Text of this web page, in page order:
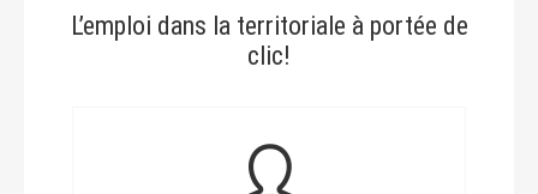
L’emploi dans la territoriale à portée de
clic!